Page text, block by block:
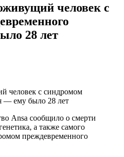
человек с
28 лет
Ansa сообщило о смерти
а также самого
преждевременного